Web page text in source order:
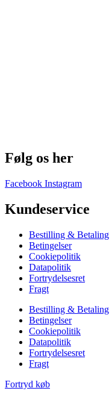
Følg os her
Facebook Instagram
Kundeservice
Bestilling & Betaling
Betingelser
Cookiepolitik
Datapolitik
Fortrydelsesret
Fragt
Bestilling & Betaling
Betingelser
Cookiepolitik
Datapolitik
Fortrydelsesret
Fragt
Fortryd køb